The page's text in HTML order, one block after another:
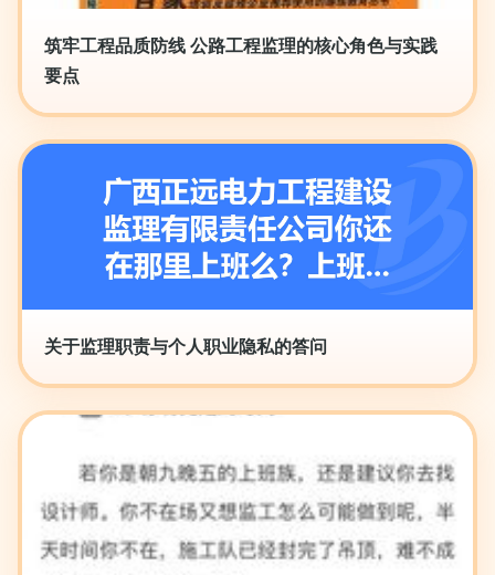
筑牢工程品质防线 公路工程监理的核心角色与实践
要点
关于监理职责与个人职业隐私的答问